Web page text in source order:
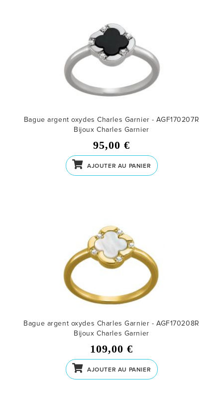
Bague argent oxydes Charles Garnier - AGF170207R
Bijoux Charles Garnier
95,00 €
AJOUTER AU PANIER
Bague argent oxydes Charles Garnier - AGF170208R
Bijoux Charles Garnier
109,00 €
AJOUTER AU PANIER